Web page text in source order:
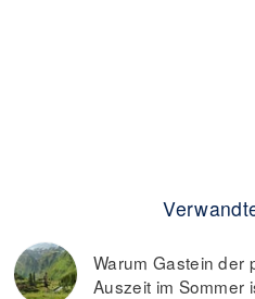
Warum Gastein der
Auszeit im Sommer